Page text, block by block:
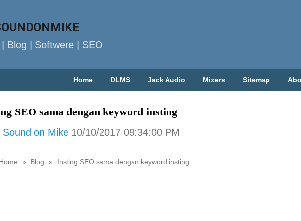
Blog | Softwere | SEO
Home DLMS Jack Audio Mixers Sitemap
SEO sama dengan keyword insting
Sound on Mike 10/10/2017 09:34:00 PM
Home » Blog » Insting SEO sama dengan keyword insting